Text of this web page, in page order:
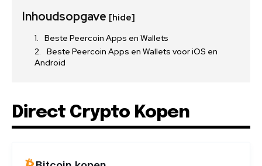
Inhoudsopgave [hide]
Beste Peercoin Apps en Wallets
Beste Peercoin Apps en Wallets voor iOS en
Android
Direct Crypto Kopen